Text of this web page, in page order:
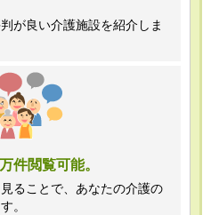
が良い介護施設を紹介しま
件閲覧可能。
ることで、あなたの介護の
。